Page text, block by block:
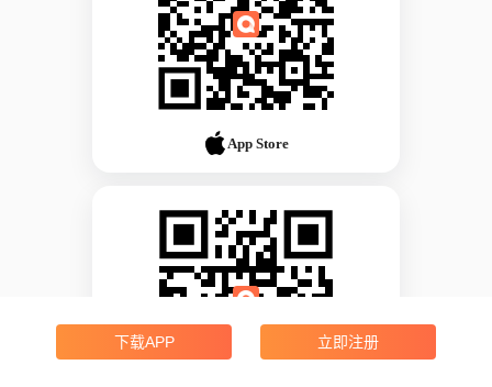
App Store
下载APP 立即注册